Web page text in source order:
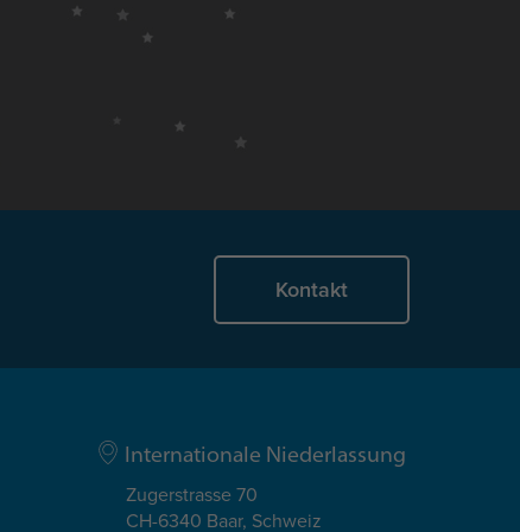
Kontakt
Internationale Niederlassung
Zugerstrasse 70
CH-6340 Baar, Schweiz